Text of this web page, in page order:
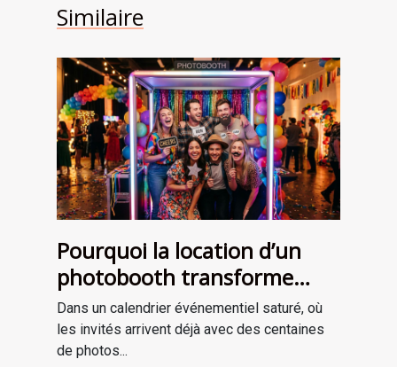
Similaire
Pourquoi la location d’un
photobooth transforme
l’ambiance de votre
événement
Dans un calendrier événementiel saturé, où
les invités arrivent déjà avec des centaines
de photos...